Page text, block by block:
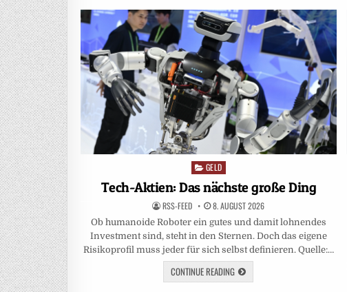
Posted
GELD
Tech-Aktien: Das nächste große Ding
RSS-FEED 8. AUGUST 2026
Ob humanoide Roboter ein gutes und damit lohnendes
Investment sind, steht in den Sternen. Doch das eigene
Risikoprofil muss jeder für sich selbst definieren. Quelle:…
CONTINUE READING